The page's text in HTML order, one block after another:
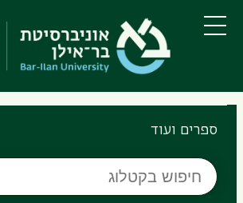
לתוכן
העיקרי
לתפריט
ניווט
ראשי
תפריט
Search
the
Ilan
Libraries
ספרים ועוד
חיפוש
בקטלוג